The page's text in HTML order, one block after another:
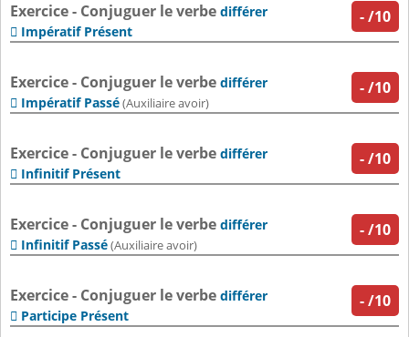
-/10
Exercice - Conjuguer le verbe différer
 Impératif Présent
-/10
Exercice - Conjuguer le verbe différer
 Impératif Passé(Auxiliaire avoir)
-/10
Exercice - Conjuguer le verbe différer
 Infinitif Présent
-/10
Exercice - Conjuguer le verbe différer
 Infinitif Passé(Auxiliaire avoir)
-/10
Exercice - Conjuguer le verbe différer
 Participe Présent